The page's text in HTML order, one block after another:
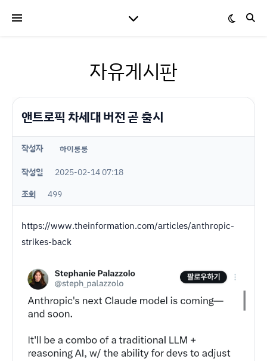
자유게시판
앤트로픽 차세대 버전 곧 출시
작성자 하이룽룽
작성일
2025-02-14 07:18
조회
499
https://www.theinformation.com/articles/anthropic-
strikes-back